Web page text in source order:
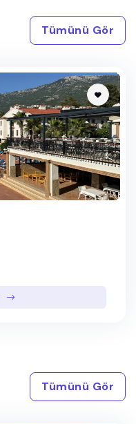
Tümünü Gör
Tümünü Gör